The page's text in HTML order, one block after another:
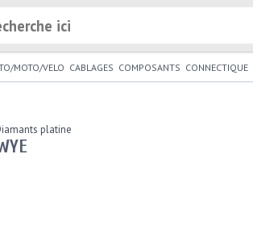
MOTO/VELO CABLAGES COMPOSANTS CONNECTIQUE
platine